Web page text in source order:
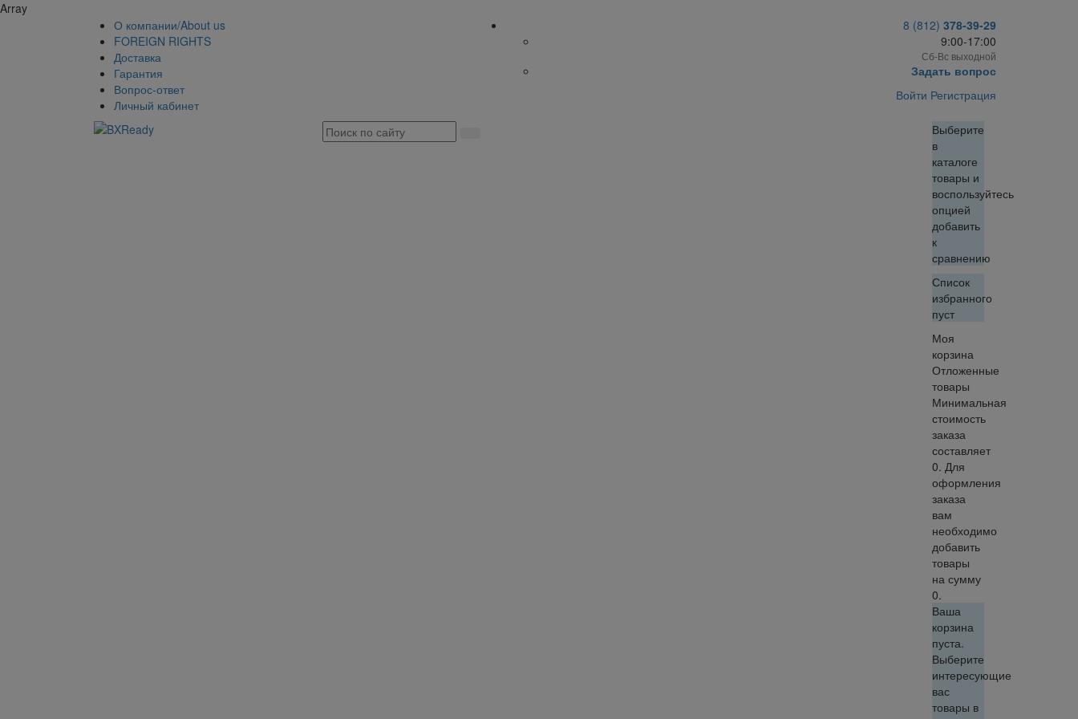
Array
О компании/About us
FOREIGN RIGHTS
Доставка
Гарантия
Вопрос-ответ
Личный кабинет
8 (812) 378-39-29
9:00-17:00
Сб-Вс выходной
Задать вопрос
Войти Регистрация
Выберите
в
каталоге
товары и
воспользуйтесь
опцией
добавить
к
сравнению
Список
избранного
пуст
Моя
корзина
Отложенные
товары
Минимальная
стоимость
заказа
составляет
0. Для
оформления
заказа
вам
необходимо
добавить
товары
на сумму
0.
Ваша
корзина
пуста.
Выберите
интересующие
вас
товары в